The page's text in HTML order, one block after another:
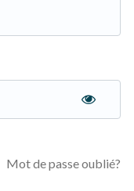
Mot de passe oublié?